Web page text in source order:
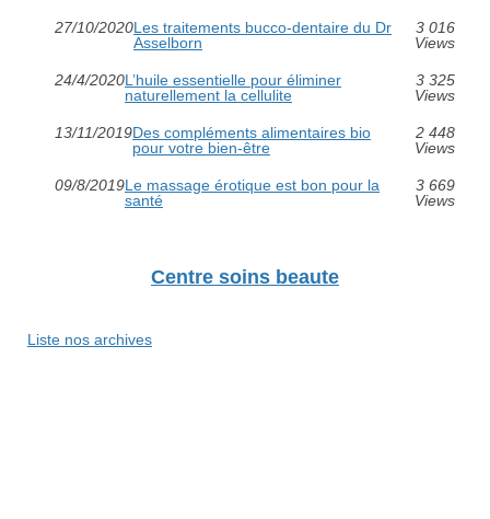
27/10/2020Les traitements bucco-dentaire du Dr
Asselborn
3 016
Views
24/4/2020L’huile essentielle pour éliminer
naturellement la cellulite
3 325
Views
13/11/2019Des compléments alimentaires bio
pour votre bien-être
2 448
Views
09/8/2019Le massage érotique est bon pour la
santé
3 669
Views
Centre soins beaute
Liste nos archives